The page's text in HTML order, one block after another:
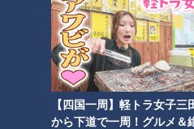
【四国一周】軽トラ女子三
から下道で一周！グルメ＆
6 ボウルなどに1、練り白ごま
混ぜる。
7 5をザルに上げて汁気をきり